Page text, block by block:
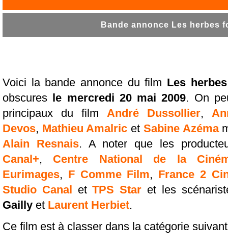
Bande annonce Les herbes
Voici la bande annonce du film Les
obscures
le mercredi 20 mai 2009. On
principaux du film André Dussollier,
Devos, Mathieu Amalric et Sabine Azéma
Alain Resnais. A noter que les
Canal+, Centre National de la
Eurimages, F Comme Film, France 2
Studio Canal
etTPS Star et les
Gailly et Laurent Herbiet.
Ce film est à classer dans la catégorie